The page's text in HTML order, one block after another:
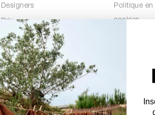
Designers
Prix
Politique en
cookies